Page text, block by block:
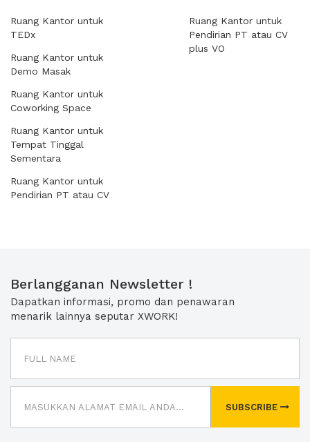
Ruang Kantor untuk
TEDx
Ruang Kantor untuk
Demo Masak
Ruang Kantor untuk
Coworking Space
Ruang Kantor untuk
Tempat Tinggal
Sementara
Ruang Kantor untuk
Pendirian PT atau CV
Ruang Kantor untuk
Pendirian PT atau CV
plus VO
Berlangganan Newsletter !
Dapatkan informasi, promo dan penawaran
menarik lainnya seputar XWORK!
SUBSCRIBE